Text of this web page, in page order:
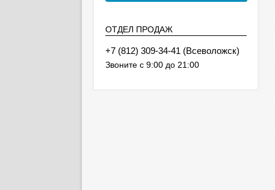
ОТДЕЛ ПРОДАЖ
(Всеволожск)
Звоните с 9:00 до 21:00